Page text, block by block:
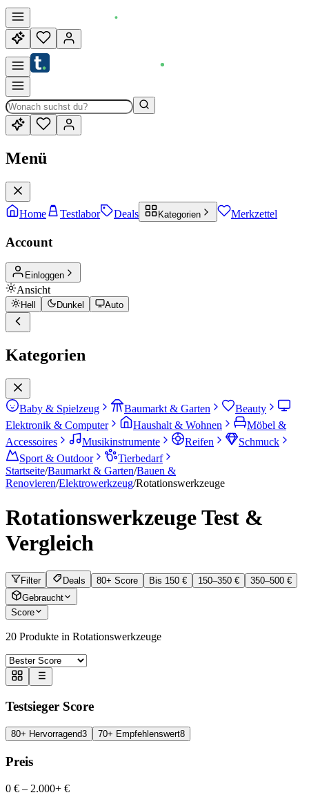
Menü
Home Testlabor Deals Kategorien Merkzettel
Account
Einloggen
Ansicht
Hell Dunkel Auto
Kategorien
Baby & Spielzeug Baumarkt & Garten
Beauty
Elektronik & Computer
Haushalt & Wohnen
Möbel &
Accessoires
Musikinstrumente Reifen
Schmuck
Sport & Outdoor
Tierbedarf
Startseite/Baumarkt & Garten/Bauen &
Renovieren/Elektrowerkzeug/Rotationswerkzeuge
RotationswerkzeugeTest &
Vergleich
Filter Deals 80+ Score Bis 150 € 150–350 €
350–500 €
Gebraucht
Score
20 Produkte in Rotationswerkzeuge
Testsieger Score
80+ Hervorragend3 70+ Empfehlenswert8
Preis
0 € – 2.000+ €